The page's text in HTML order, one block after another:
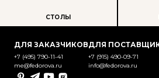
СТОЛЫ
ДЛЯ ЗАКАЗЧИКОВ
+7 (495) 790-11-41
me@fedorova.ru
ДЛЯ
+7 (915) 490-09-71
info@fedorova.ru
PinterestTelegramYouTubeRutube